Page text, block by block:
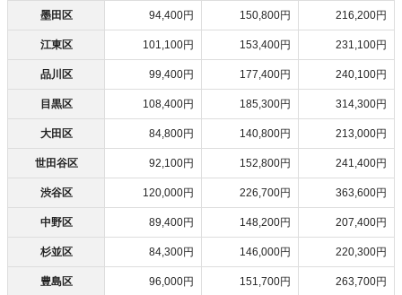
墨田区 94,400円 150,800円 216,200円
江東区 101,100円 153,400円 231,100円
品川区 99,400円 177,400円 240,100円
目黒区 108,400円 185,300円 314,300円
大田区 84,800円 140,800円 213,000円
世田谷区 92,100円 152,800円 241,400円
渋谷区 120,000円 226,700円 363,600円
中野区 89,400円 148,200円 207,400円
杉並区 84,300円 146,000円 220,300円
豊島区 96,000円 151,700円 263,700円